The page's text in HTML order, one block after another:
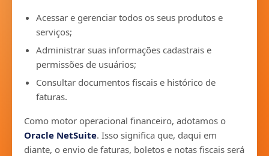
Acessar e gerenciar todos os seus produtos e
serviços;
Administrar suas informações cadastrais e
permissões de usuários;
Consultar documentos fiscais e histórico de
faturas.
Como motor operacional financeiro, adotamos o
Oracle NetSuite. Isso significa que, daqui em
diante, o envio de faturas, boletos e notas fiscais será